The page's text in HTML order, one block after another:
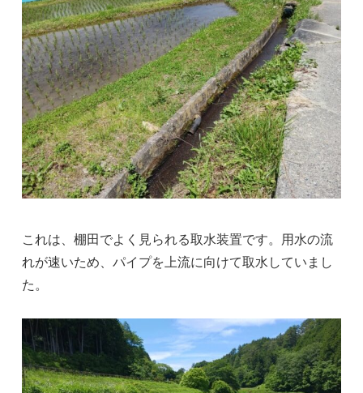
これは、棚田でよく見られる取水装置です。用水の流
れが速いため、パイプを上流に向けて取水していまし
た。